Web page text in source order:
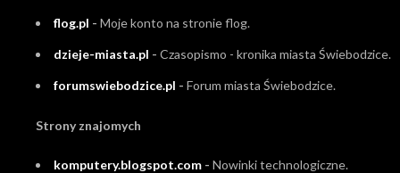
flog.pl - Moje konto na stronie flog.
dzieje-miasta.pl - Czasopismo - kronika miasta Świebodzice.
forumswiebodzice.pl - Forum miasta Świebodzice.
Strony znajomych
komputery.blogspot.com - Nowinki technologiczne.